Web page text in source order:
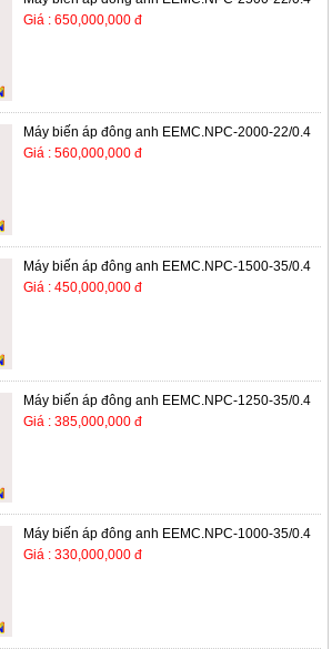
Giá : 650,000,000 đ
Máy biến áp đông anh EEMC.NPC-2000-22/0.4
Giá : 560,000,000 đ
Máy biến áp đông anh EEMC.NPC-1500-35/0.4
Giá : 450,000,000 đ
Máy biến áp đông anh EEMC.NPC-1250-35/0.4
Giá : 385,000,000 đ
Máy biến áp đông anh EEMC.NPC-1000-35/0.4
Giá : 330,000,000 đ